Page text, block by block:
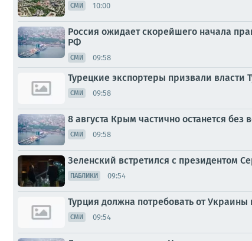
СМИ 10:00
Россия ожидает скорейшего начала
РФ
СМИ 09:58
Турецкие экспортеры призвали власти
СМИ 09:58
8 августа Крым частично останется
СМИ 09:58
Зеленский встретился с президентом
ПАБЛИКИ 09:54
Турция должна потребовать от
СМИ 09:54